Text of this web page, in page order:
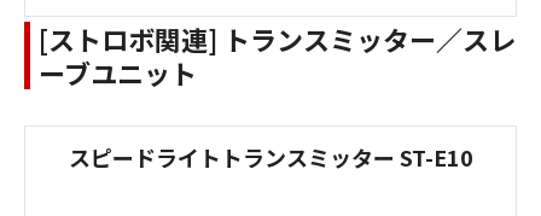
[ストロボ関連] トランスミッター／スレ
ーブユニット
スピードライトトランスミッター ST-E10